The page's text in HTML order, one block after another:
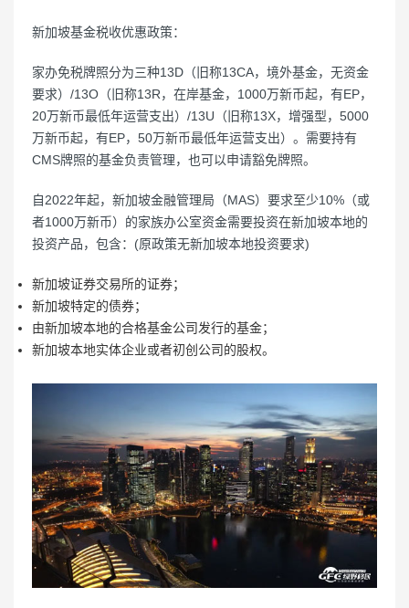
新加坡基金税收优惠政策：
家办免税牌照分为三种13D（旧称13CA，境外基金，无资金
要求）/13O（旧称13R，在岸基金，1000万新币起，有EP，
20万新币最低年运营支出）/13U（旧称13X，增强型，5000
万新币起，有EP，50万新币最低年运营支出）。需要持有
CMS牌照的基金负责管理，也可以申请豁免牌照。
自2022年起，新加坡金融管理局（MAS）要求至少10%（或
者1000万新币）的家族办公室资金需要投资在新加坡本地的
投资产品，包含：(原政策无新加坡本地投资要求)
新加坡证券交易所的证券；
新加坡特定的债券；
由新加坡本地的合格基金公司发行的基金；
新加坡本地实体企业或者初创公司的股权。